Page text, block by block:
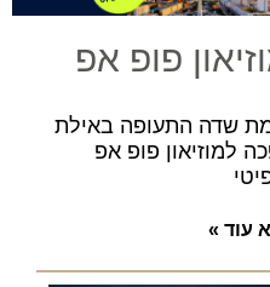
פופ אפ
שדה התעופה באילת
למוזיאון פופ אפ
עוד »